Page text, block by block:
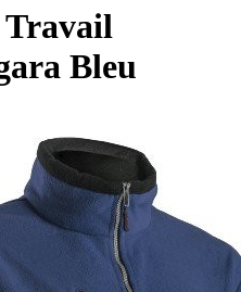
Travail
Bleu